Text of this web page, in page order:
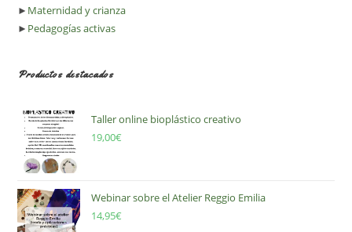
► Maternidad y crianza
► Pedagogías activas
Productos destacados
Taller online bioplástico creativo
19,00€
Webinar sobre el Atelier Reggio Emilia
14,95€